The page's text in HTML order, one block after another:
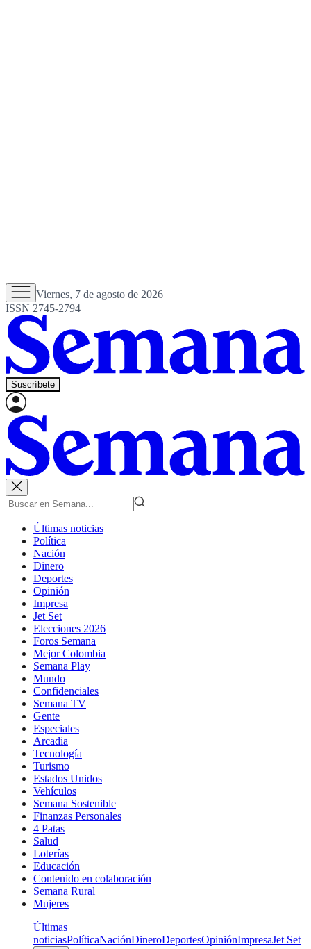
Viernes, 7 de agosto de 2026
ISSN 2745-2794
Suscríbete
Últimas noticias
Política
Nación
Dinero
Deportes
Opinión
Impresa
Jet Set
Elecciones 2026
Foros Semana
Mejor Colombia
Semana Play
Mundo
Confidenciales
Semana TV
Gente
Especiales
Arcadia
Tecnología
Turismo
Estados Unidos
Vehículos
Semana Sostenible
Finanzas Personales
4 Patas
Salud
Loterías
Educación
Contenido en colaboración
Semana Rural
Mujeres
Últimas
noticiasPolíticaNaciónDineroDeportesOpiniónImpresaJet Set